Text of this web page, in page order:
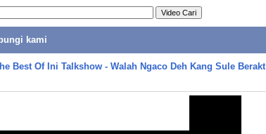
kami
Best Of Ini Talkshow - Walah Ngaco Deh Kang Sule Berakt